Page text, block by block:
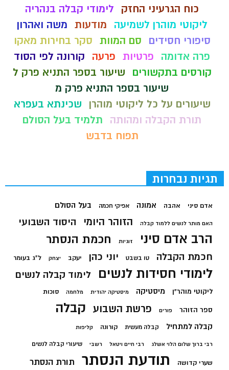
כוח הגרעיני החזק
לימודי קבלה בנהריה
ליקוטי מוהרן לשמיעה
מודעות משה ואהרון
סיפורי חסידים
סם המוות סקר בחירות מאקו
פרה אדומה
פרטיות פרעה
קורונה לפי הסוד
קורסים בתקשורים
שיעור בספר התניא פרק ל
שיעור בספר התניא פרק מ
שיעורים על כל ליקוטי מוהרן
שכינתא בעפרא
תורת הקבלה ומהותה
תלמיד בעל הסולם
תפוח בדבש
תגיות נבחרות
אדם סיני אהבה אמונה אפיקי חכמה בעל הסולם
האם מותר לנשים ללמוד קבלה הזוהר היומי היסוד השבועי
הרב אדם סיני זוגיות חכמת הנסתר
חכמת הקבלה טו בשבט יוני כהן יעקב יצחק ל"ג בעומר
לימודי חסידות לנשים לימוד קבלה לנשים
ליקוטי מוהר"ן מיסטיקה מיסטיקה יהודית מלחמה סוכות
ספר הזוהר פורים פרשת השבוע קבלה
קבלה למתחיל קבלה מעשית קורונה קליפות
רבי ברוך שלום הלוי אשלג רבי חיים ויטאל רשבי שיעורי קבלה לנשים
שערי קדושה תודעת הנסתר תורת הנסתר